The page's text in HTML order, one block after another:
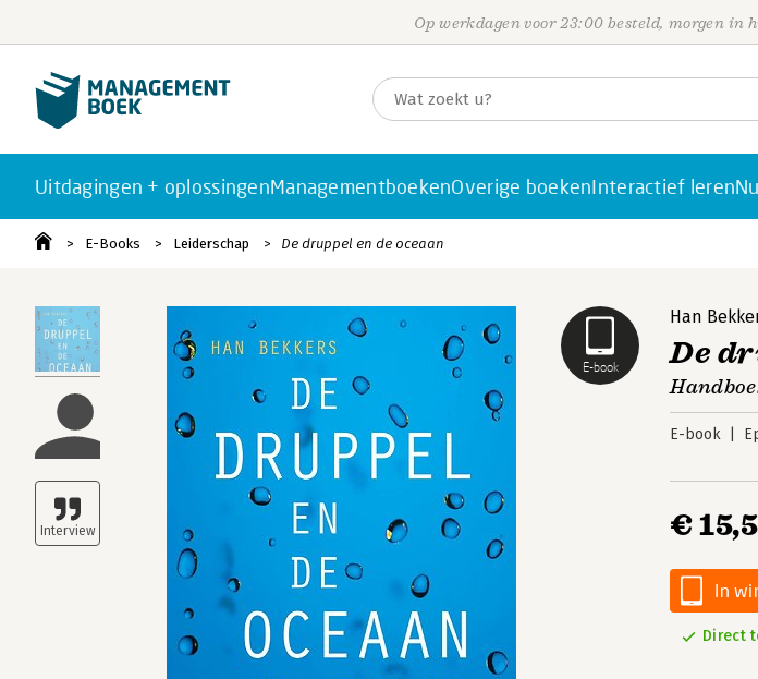
Op werkdagen voor 23:00 besteld, morgen in
Uitdagingen + oplossingenManagementboekenOverige boekenInteractief leren
E-Books Leiderschap De druppel en de oceaan
E-book
Han
De
E-book
€
In
Direct